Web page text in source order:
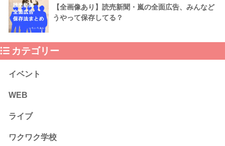
【全画像あり】読売新聞・嵐の全面広告、みんなど
うやって保存してる？
カテゴリー
イベント
WEB
ライブ
ワクワク学校